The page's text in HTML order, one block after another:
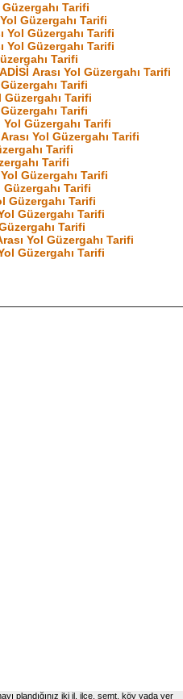
Tarifi
Güzergahı Tarifi
Yol Güzergahı Tarifi
Yol Güzergahı Tarifi
Tarifi
Arası Yol Güzergahı Tarifi
Tarifi
Güzergahı Tarifi
Tarifi
Güzergahı Tarifi
Yol Güzergahı Tarifi
Tarifi
Tarifi
Güzergahı Tarifi
Tarifi
Güzergahı Tarifi
Güzergahı Tarifi
Tarifi
Yol Güzergahı Tarifi
Güzergahı Tarifi
plandığınız iki il, ilçe, semt, köy yada yer